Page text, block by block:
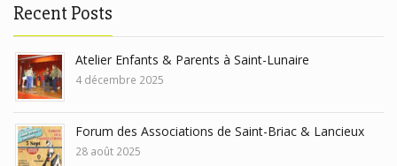
Recent Posts
Atelier Enfants & Parents à Saint-Lunaire
4 décembre 2025
Forum des Associations de Saint-Briac & Lancieux
28 août 2025